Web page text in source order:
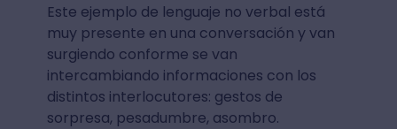
Este ejemplo de lenguaje no verbal está
muy presente en una conversación y van
surgiendo conforme se van
intercambiando informaciones con los
distintos interlocutores: gestos de
sorpresa, pesadumbre, asombro.